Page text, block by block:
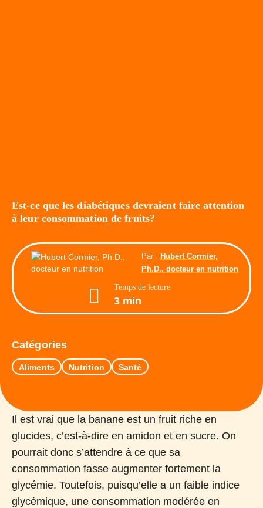
Est-ce que les diabétiques devraient faire attention
à leur consommation de fruits?
Par : Hubert Cormier,
Ph.D., docteur en nutrition
Temps de lecture
3 min
Catégories
Aliments Nutrition Santé
Il est vrai que la banane est un fruit riche en
glucides, c’est-à-dire en amidon et en sucre. On
pourrait donc s’attendre à ce que sa
consommation fasse augmenter fortement la
glycémie. Toutefois, puisqu’elle a un faible indice
glycémique, une consommation modérée en